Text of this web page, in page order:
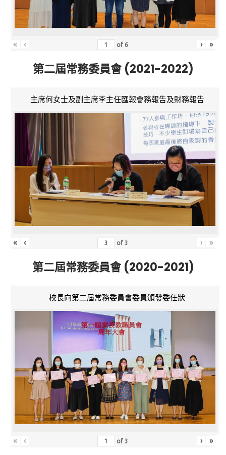
« ‹ of 6 › »
第二屆常務委員會 (2021-2022)
主席何女士及副主席李主任匯報會務報告及財務報告
« ‹ of3 › »
第二屆常務委員會 (2020-2021)
校長向第二屆常務委員會委員頒發委任狀
« ‹ of3 › »